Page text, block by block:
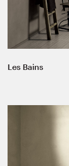
Les Bains